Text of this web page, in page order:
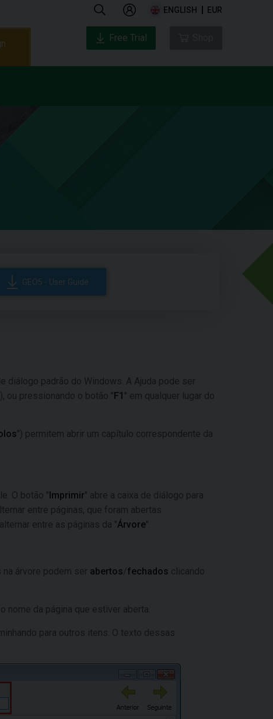
ENGLISH EUR
Free Trial
GEO5 - User Guide
diálogo padrão do Windows. A Ajuda pode ser
ou pressionando o botão "F1 " em qualquer lugar do
") permitem abrir um capítulo correspondente da
O botão "Imprimir" abre a caixa de diálogo para
entre páginas, que foram abertas
entre as páginas da "Árvore".
árvore podem ser abertos/fechados clicando
nome da página que estiver aberta.
para outros itens. O texto dessas